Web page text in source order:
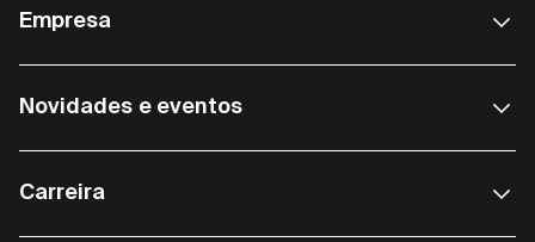
Empresa
Novidades e eventos
Carreira